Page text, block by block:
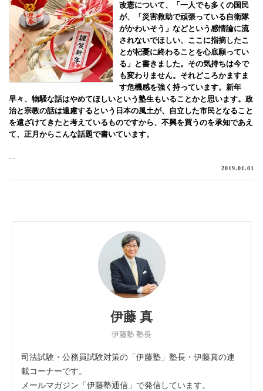
改憲について、「一人でも多くの国民
が、「災害救助で頑張っている自衛隊
がかわいそう」などという感情論に流
されないでほしい、ここに指摘したこ
とが杞憂に終わることを心底願ってい
る」と書きました。その気持ちは今で
も変わりません。それどころかますま
す危機感を強く持っています。新年
早々、物騒な話はやめてほしいという塾生もいることかと思います。政
治と宗教の話は遠慮するという日本の風土が、自立した市民となること
を遠ざけてきたと考えているものですから、不興を買うのを承知であえ
て、正月からこんな話題で書いています。
...
2019.01.01
伊藤 真
伊藤塾 塾長
司法試験・公務員試験対策の「伊藤塾」塾長・伊藤真の連
載コーナーです。
メールマガジン「伊藤塾通信」で発信しています。